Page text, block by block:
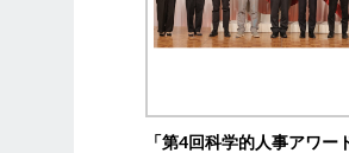
「第4回科学的人事アワー